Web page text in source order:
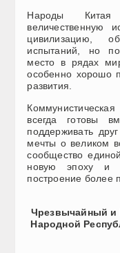
Народы Китая
величественную
цивилизацию,
испытаний, но
место в рядах
особенно хорошо
развития.
всегда готовы
поддерживать
мечты о великом
сообщество
новую эпоху и
построение более
Чрезвычайный и
Народной